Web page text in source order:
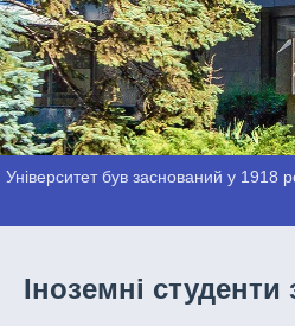
Університет був заснований у 1918
Іноземні